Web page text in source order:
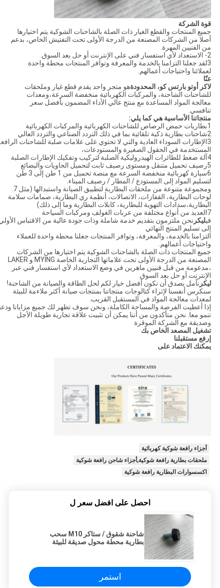
قوة الشركة
جميع المنتجات والقطع الغيار ذات الصلة بالشاحنات الشوكية يتم اختيارها
أصلا من الشركات المصنعة من الدرجة الأولى تحت التفتيش الخاص، بدعم
من الفنيين المهرة.
2- الاستعداد لأي استفسار فني على الإنترنت أو حل بعد السوق.
3لقد جعلنا التزامنا بالخدمة والمعرفة وتوافر المنتجات محطة واحدة
لعملائنا واحتياجات أعمالهم.
عنّا
لاكر أوتو بارتس كو، المحدودةهو متجر واحد يقدم قطع غيار وملحقات
للشاحنات الشاحنة، والمركبات الكهربائية منخفضة السرعة،ومعدات
معالجة المواد المساعدة مع منتج عالي الأداء المضمون بأفضل سعر
تنافسي.
منتجاتنا الأساسية هي كما يلي:
1بطاريات حمض الرصاص للشاحنات الكهربائية والمركبات الكهربائية
2شاحنات بطارية ذكية تلقائية بما في ذلك التردد الصناعي والتردد العالي
3الإطارات السوداء العادية والتي لا تحتوي على علامات صلبة للشاحنات
المستخدمة في الحقول الصغيرة والمستودعات،
4آلة ضغط للطائرات الهيدروليكية الصلبة لتركيب وتفكيك الإطارات الصلبة
5رصيف تحميل متنقل ومستوى رصيف ثابت لتحميل الحاويات والبضائع
6سيارة كهربائية منخفضة السرعة مع منصة تحميل من 1 طن إلى 3 طن
لتسليم المواد إلى المستودع / المطار / رصيف الميناء.
ومجموعة متنوعة من ملحقات البطارية لتطبيق الصيانة واستبدالها (مثل 7.
لوحات البطارية، القفازات، الاتصالات، أنظمة ري البطارية، صمامات سلامة
البطارية،سدادات التهوية للبطارية، كابلات البطارية وما إلى ذلك)
7العديد من أنواع مختلفة من عربات الغولف ومركبات السياحة
فيليكر نحن ملتزمون بتقديم خدمة شاملة وذات جودة عالية من الاقتباس
إلى تسليم المنتج النهائي
التزامنا بالخدمة، والمعرفة، وتوافر المنتجات جعلنا محطة واحدة للعملاء
واحتياجات أعمالهم.
جميع المنتجات ذات الصلة بالشاحنات الشوكية يتم اختيارها من الشركات
المصنعة من الدرجة الأولى تحت علاماتها التجارية الخاصة MYING و LAKER
،مدعومة من قبل فنيين ماهرين في وضع الاستعداد لأي استفسار فني عبر
الإنترنت أو حل بعد السوق.
ليكر نأمل بصدق أن نكون أفضل خيار لكم لحل الطاقة والصيانة من الشاحنة!
سنكرس أنفسنا لإثراء كتالوجات منتجاتنا بمنتجات صيانة أكثر ملاءمة للبيئة
لمعدات معالجة المواد في المستقبل القريب.
إذا أعطيت الفرصة والمساحة الكاملة، ونحن سوف تظهر لك جميع مزايانا
تنمو معا. نحن متأكدون من أننا يمكن أن تثبيت علاقة تجارية طويلة الأجل
وصديقة مع الشركة الموقرة
تشغيل المصعد الخاص بك
إرفع مستقبلنا
يمكنك الاعتماد على
أجزاء رافعة شوكية كهربائية
ملحقات بطارية رافعة شوكية,أجزاء شاحن رافعة شوكية
اكسسوارات البطارية رافعة شوكية
احصل على افضل سعر ل
شاحنة شقوق / ستاكر M10 سحب
بطارية محطة محول صديقة للبيئة
استمر